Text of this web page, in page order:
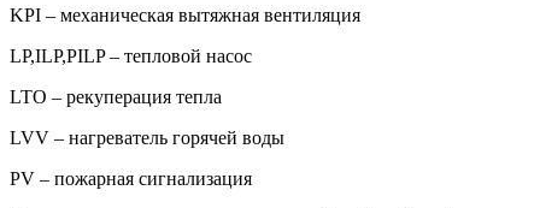
KPI – механическая вытяжная вентиляция
LP,ILP,PILP – тепловой насос
LTO – рекуперация тепла
LVV – нагреватель горячей воды
PV – пожарная сигнализация